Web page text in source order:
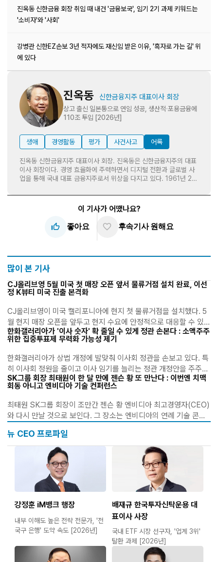
진옥동 신한금융 회장 취임 때 내건 '금융보국', 임기 2기 과제 키워드는
'소비자'와 '사회'
강병관 신한EZ손보 3년 적자에도 재신임 받은 이유, '흑자로 가는 길' 위
에 있다
진옥동 신한금융지주 대표이사 회장
상고 출신 일본통으로 연임 성공, 생산적ᐧ포용금융에
110조 투입 [2026년]
생애 경영활동 평가 사건사고 어록
진옥동 신한금융지주 대표이사 회장. 진옥동은 신한금융지주의 대표
이사 회장이다. 경영 효율화에 주력하면서 디지털 전환과 글로벌 사
업을 통해 국내 대표 금융지주로서 위상을 다지고 있다. 1961년 2월
송통신대학교 경영학과를 졸업했다. 중앙대학교 경영대학원에서
은행으로 옮겨 여신심사부 부부장과 자금부 팀장으로 근무했다. 일본
오사카지점장 시절 신한은행의 일본법인..
이 기사가 어땠나요?
thumb_up_off_alt 좋아요 favorite_border 후속기사 원해요
많이 본 기사
CJ올리브영 5월 미국 첫 매장 오픈 앞서 물류거점 설치 완료, 이선
정 K뷰티 미국 진출 본격화
CJ올리브영이 미국 캘리포니아에 현지 첫 물류거점을 설치했다. 5
월 현지 매장 오픈을 앞두고 현지 수요에 안정적으로 대응할 수 있는
물류 네트워크를 구축한 것이다. 이선정 CJ올리브영 대표이사가 미
국 내 K-뷰티 수요에 대응하기 위한 인프라..
한화갤러리아가 '이사 숫자' 확 줄일 수 있게 정관 손본다 : 소액주주
위한 집중투표제 무력화 가능성 제기
한화갤러리아가 상법 개정에 발맞춰 이사회 정관을 손보고 있다. 특
히 이사회 정원을 줄이고 이사 임기를 늘리는 정관 개정안을 주주총
회 안건으로 올리면서 이사회 구조 전반에 변화가 예고됐다. 일각에
서는 이러한 조치가 경영권 안정성을 강화..
SK그룹 회장 최태원이 한 달 만에 젠슨 황 또 만난다 : 이번엔 치맥
회동 아니고 엔비디아 기술 컨퍼런스
최태원 SK그룹 회장이 조만간 젠슨 황 엔비디아 최고경영자(CEO)
와 다시 만날 것으로 보인다. 그 장소는 엔비디아의 연례 기술 콘퍼
에 재차 미국을 방문하는 것으로 그룹 총수가 ..
뉴 CEO 프로파일
강정훈 iM뱅크 행장
내부 이해도 높은 전략 전문가, '전
국구 은행' 도약 속도 [2026년]
배재규 한국투자신탁운용 대
표이사 사장
국내 ETF 시장 선구자, '업계 3위'
탈환 과제 [2026년]